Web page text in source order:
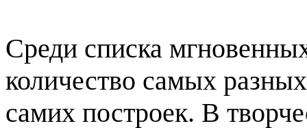
Среди списка
количество самых
самих построек. В